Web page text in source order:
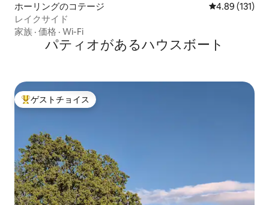
ホーリングのコテージ レビュー131
4.89 (131)
レイクサイド
家族 · 価格 · Wi-Fi
パティオがあるハウスボート
大好評のゲストチョイスです。
ゲストチョイス